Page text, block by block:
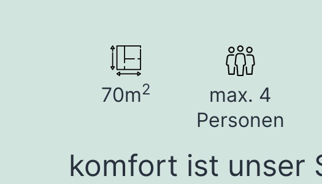
70m2
max. 4
Personen
komfort ist unser